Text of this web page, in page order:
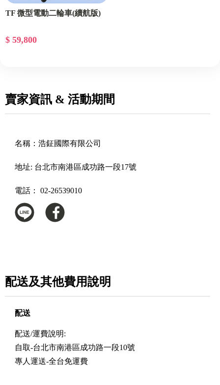
TF 微型電動二輪車(續航版)
$ 59,800
賣家資訊 & 活動期間
名稱： 浩鉦國際有限公司
地址: 台北市南港區成功路一段17號
電話： 02-26539010
配送及其他費用說明
配送
配送/運費說明:
自取-台北市南港區成功路一段10號
專人運送-全台免運費